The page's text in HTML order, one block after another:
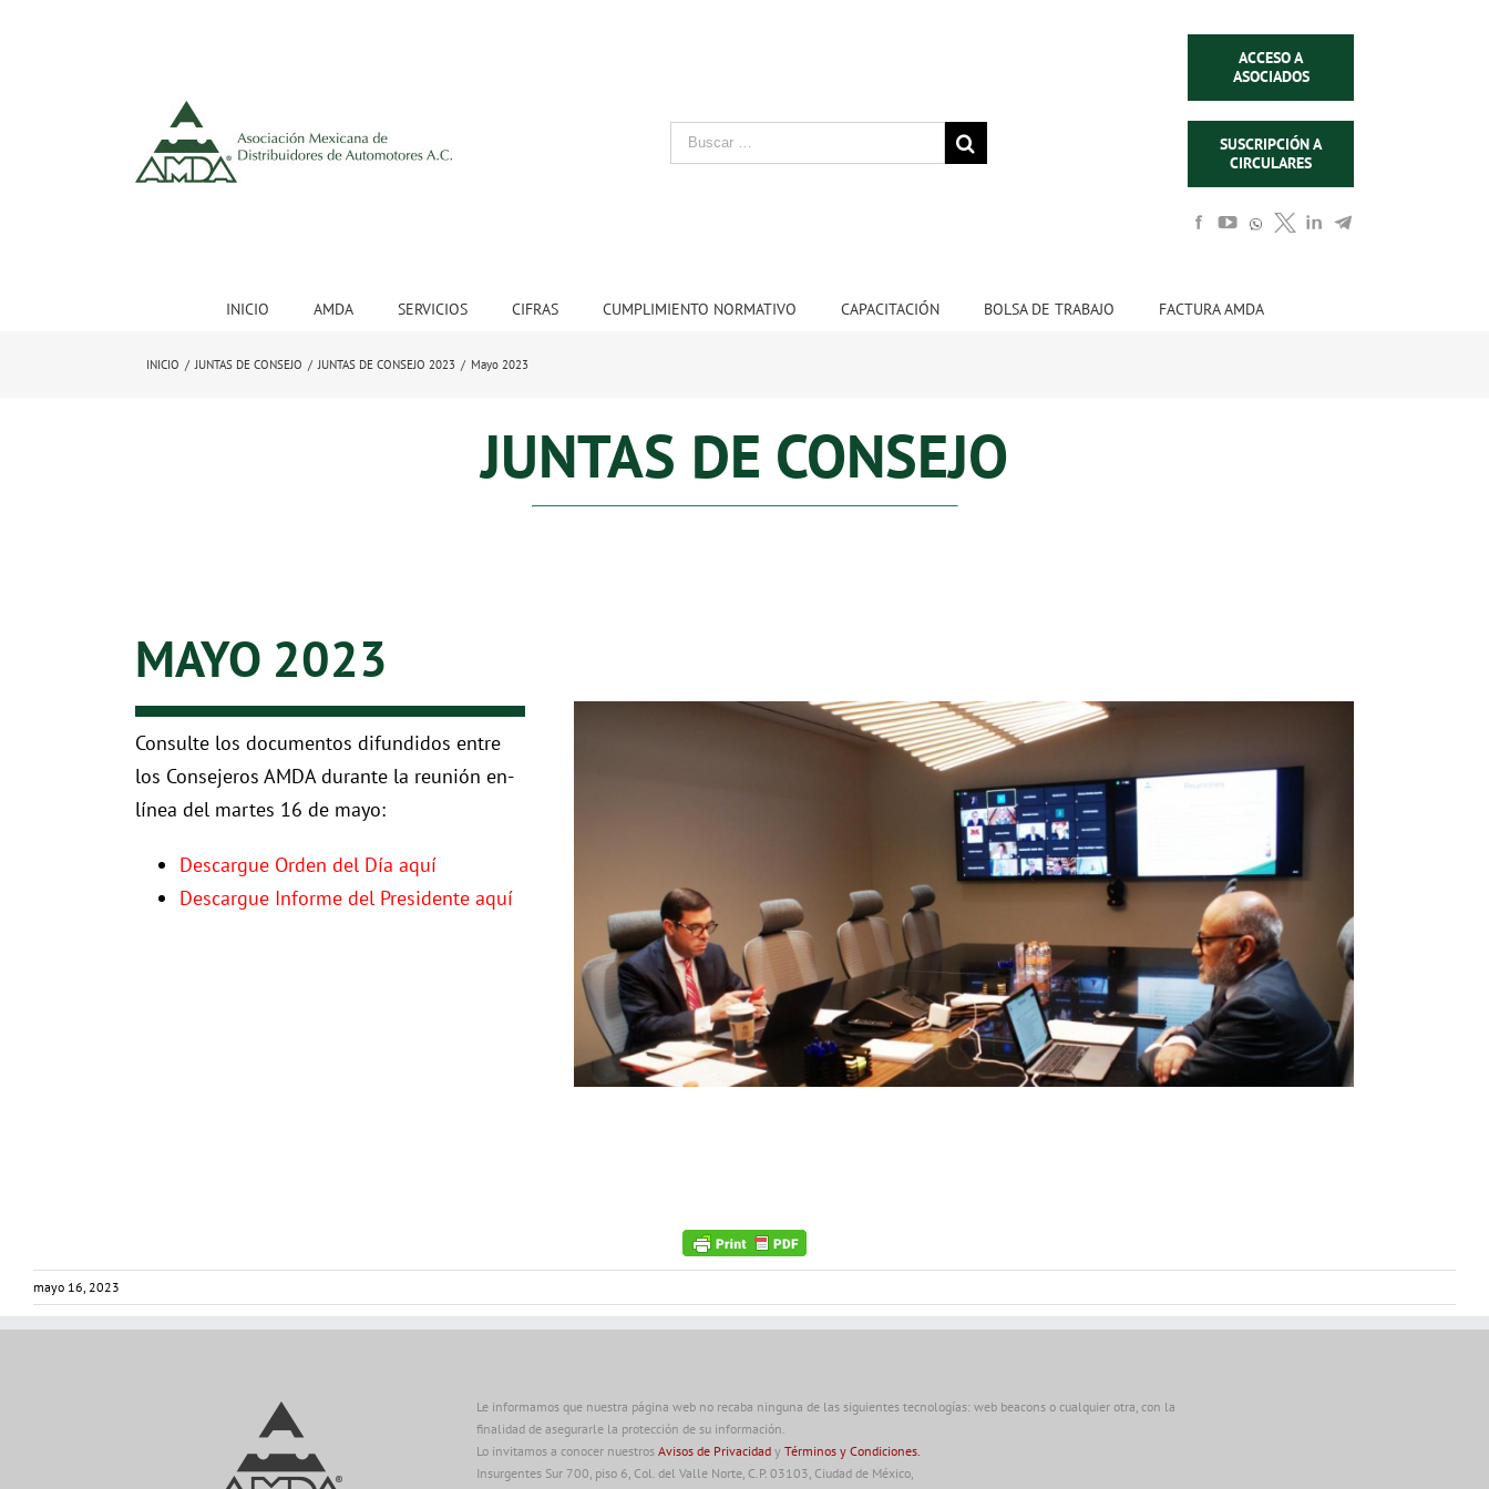
ACCESO A
ASOCIADOS
SUSCRIPCIÓN A
CIRCULARES
INICIO AMDA SERVICIOS CIFRAS CUMPLIMIENTO NORMATIVO CAPACITACIÓN BOLSA DE TRABAJO FACTURA AMDA
INICIO / JUNTAS DE CONSEJO / JUNTAS DE CONSEJO 2023 / Mayo 2023
JUNTAS DE CONSEJO
MAYO 2023
Consulte los documentos difundidos entre
los Consejeros AMDA durante la reunión en-
línea del martes 16 de mayo:
Descargue Orden del Día aquí
Descargue Informe del Presidente aquí
mayo 16, 2023
Le informamos que nuestra página web no recaba ninguna de las siguientes tecnologías: web beacons o cualquier otra, con la
finalidad de asegurarle la protección de su información.
Lo invitamos a conocer nuestros Avisos de Privacidad y Términos y Condiciones.
Insurgentes Sur 700, piso 6, Col. del Valle Norte, C.P. 03103, Ciudad de México,